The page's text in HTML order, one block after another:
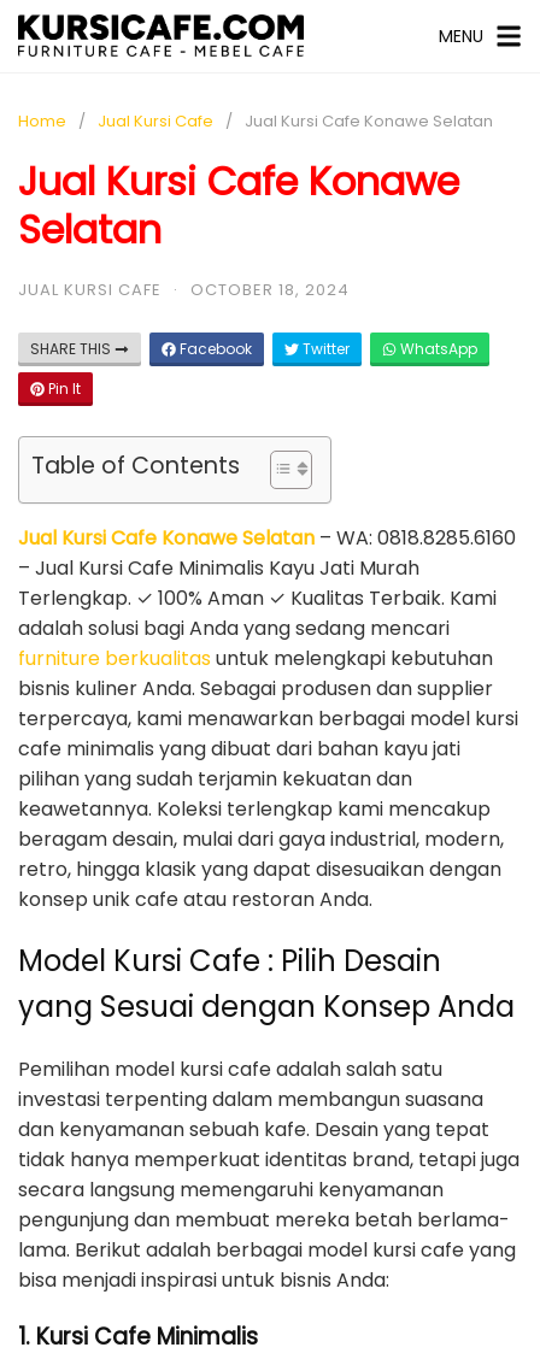
MENU
Home Jual Kursi Cafe Jual Kursi Cafe Konawe Selatan
Jual Kursi Cafe Konawe
Selatan
JUAL KURSI CAFE · OCTOBER 18, 2024
SHARE THIS Facebook Twitter
WhatsApp
Pin It
Table of Contents
Jual Kursi Cafe Konawe Selatan – WA: 0818.8285.6160
– Jual Kursi Cafe Minimalis Kayu Jati Murah
Terlengkap. ✓ 100% Aman ✓ Kualitas Terbaik. Kami
adalah solusi bagi Anda yang sedang mencari
furniture berkualitasuntuk melengkapi kebutuhan
bisnis kuliner Anda. Sebagai produsen dan supplier
terpercaya, kami menawarkan berbagai model kursi
cafe minimalis yang dibuat dari bahan kayu jati
pilihan yang sudah terjamin kekuatan dan
keawetannya. Koleksi terlengkap kami mencakup
beragam desain, mulai dari gaya industrial, modern,
retro, hingga klasik yang dapat disesuaikan dengan
konsep unik cafe atau restoran Anda.
Model Kursi Cafe : Pilih Desain
yang Sesuai dengan Konsep Anda
Pemilihan model kursi cafe adalah salah satu
investasi terpenting dalam membangun suasana
dan kenyamanan sebuah kafe. Desain yang tepat
tidak hanya memperkuat identitas brand, tetapi juga
secara langsung memengaruhi kenyamanan
pengunjung dan membuat mereka betah berlama-
lama. Berikut adalah berbagai model kursi cafe yang
bisa menjadi inspirasi untuk bisnis Anda:
1. Kursi Cafe Minimalis